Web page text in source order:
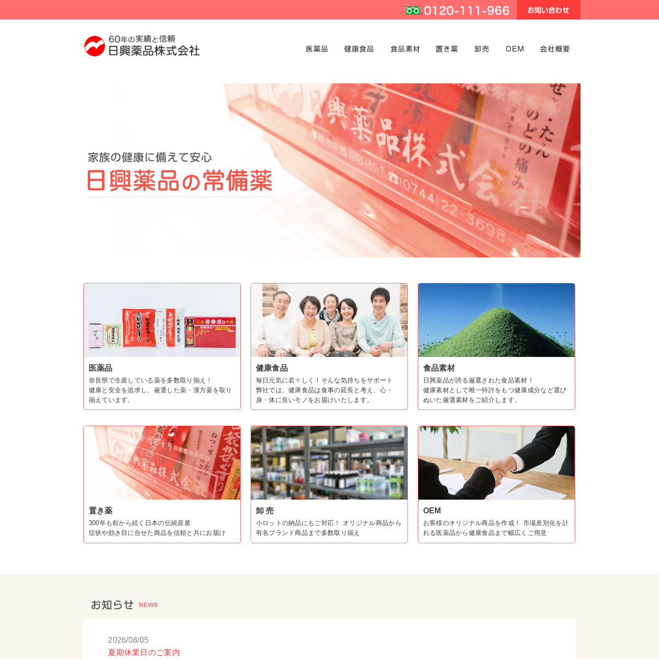
医薬品
奈良県で生産している薬を多数取り揃え！
健康と安全を追求し、厳選した薬・漢方薬を取り
揃えています。
健康食品
毎日元気に若々しく！そんな気持ちをサポート
弊社では、健康食品は食事の延長と考え、心・
身・体に良いモノをお届けいたします。
食品素材
日興薬品が誇る厳選された食品素材！
健康素材として唯一特許をもつ健康成分など選び
ぬいた厳選素材をご紹介します。
置き薬
300年も前から続く日本の伝統産業
症状や効き目に合せた商品を信頼と共にお届け
卸 売
小ロットの納品にもご対応！ オリジナル商品から
有名ブランド商品まで多数取り揃え
OEM
お客様のオリジナル商品を作成！ 市場差別化を計
れる医薬品から健康食品まで幅広くご用意
2026/08/05
夏期休業日のご案内